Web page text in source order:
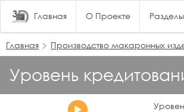
Главная О Проекте Разделы
Главная Производство макаронных
Уровень